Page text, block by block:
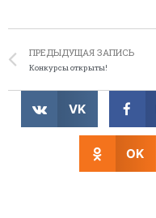
ПРЕДЫДУЩАЯ ЗАПИСЬ
Конкурсы открыты!
VK
OK